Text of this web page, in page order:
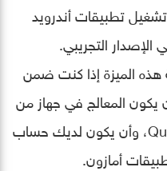
تطبيقات أندرويد
في الإصدار التجريبي.
هذه الميزة إذا كنت ضمن
يكون المعالج في جهاز من
شركة Intel أوAMD أو Qualcomm، وأن يكون لديك حساب
أمازون.